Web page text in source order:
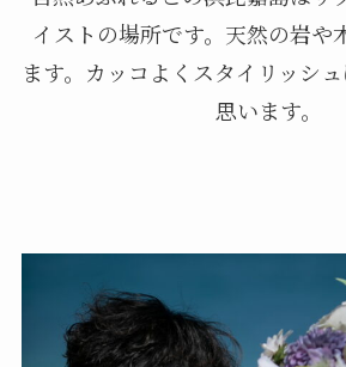
イストの場所です。天然の岩や
ます。カッコよくスタイリッシ
思います。